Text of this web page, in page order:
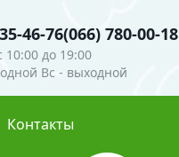
46-76(066) 780-00-18
10:00 до 19:00
Вс - выходной
Контакты